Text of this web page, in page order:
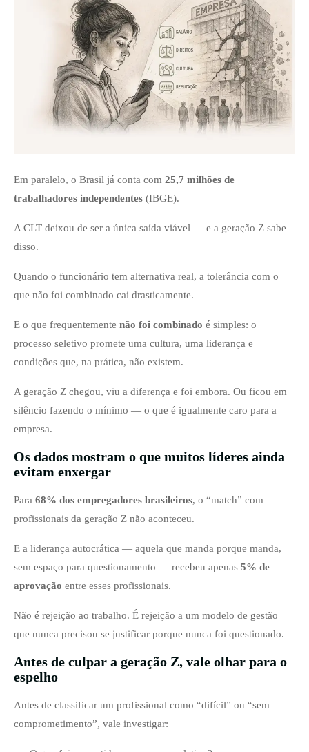
Em paralelo, o Brasil já conta com 25,7 milhões de
trabalhadores independentes (IBGE).
A CLT deixou de ser a única saída viável — e a geração Z sabe
disso.
Quando o funcionário tem alternativa real, a tolerância com o
que não foi combinado cai drasticamente.
E o que frequentemente não foi combinado é simples: o
processo seletivo promete uma cultura, uma liderança e
condições que, na prática, não existem.
A geração Z chegou, viu a diferença e foi embora. Ou ficou em
silêncio fazendo o mínimo — o que é igualmente caro para a
empresa.
Os dados mostram o que muitos líderes ainda
evitam enxergar
Para 68% dos empregadores brasileiros, o “match” com
profissionais da geração Z não aconteceu.
E a liderança autocrática — aquela que manda porque manda,
sem espaço para questionamento — recebeu apenas 5% de
aprovação entre esses profissionais.
Não é rejeição ao trabalho. É rejeição a um modelo de gestão
que nunca precisou se justificar porque nunca foi questionado.
Antes de culpar a geração Z, vale olhar para o
espelho
Antes de classificar um profissional como “difícil” ou “sem
comprometimento”, vale investigar: